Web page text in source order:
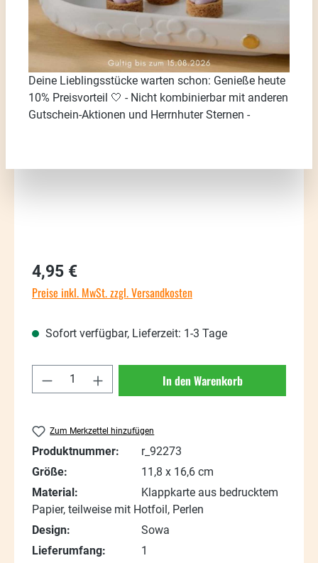
Bildergalerie überspringen
Regulärer Preis:
4,95 €
Preise inkl. MwSt. zzgl. Versandkosten
Sofort verfügbar, Lieferzeit: 1-3 Tage
Produkt Anzahl: Gib den gewünschten
In den Warenkorb
Zum Merkzettel hinzufügen
Produktnummer:
r_92273
Größe:
11,8 x 16,6 cm
Material:
Klappkarte aus bedrucktem
Papier, teilweise mit Hotfoil, Perlen
Design:
Sowa
Lieferumfang:
1
Deine Lieblingsstücke warten schon: Genieße heute
10% Preisvorteil 🤍 - Nicht kombinierbar mit anderen
Gutschein-Aktionen und Herrnhuter Sternen -